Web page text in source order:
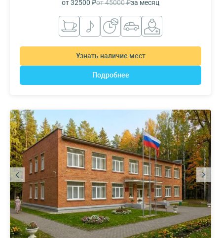
от 32500 ₽от 45000 ₽за месяц
Узнать наличие мест
Подробнее